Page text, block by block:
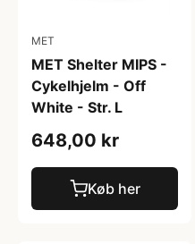
MET
MET Shelter MIPS -
Cykelhjelm - Off
White - Str. L
648,00 kr
Køb her